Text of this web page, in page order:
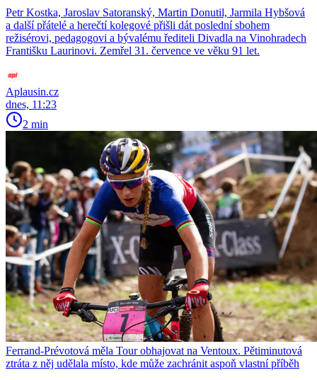
Petr Kostka, Jaroslav Satoranský, Martin Donutil, Jarmila Hybšová
a další přátelé a herečtí kolegové přišli dát poslední sbohem
režisérovi, pedagogovi a bývalému řediteli Divadla na Vinohradech
Františku Laurinovi. Zemřel 31. července ve věku 91 let.
Aplausin.cz
dnes, 11:23
2 min
Ferrand-Prévotová měla Tour obhajovat na Ventoux. Pětiminutová
ztráta z něj udělala místo, kde může zachránit aspoň vlastní příběh